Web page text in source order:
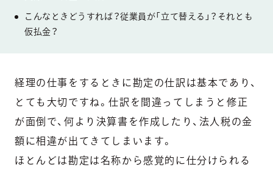
こんなときどうすれば？従業員が「立て替える」？それとも
仮払金？
経理の仕事をするときに勘定の仕訳は基本であり、
とても大切ですね。仕訳を間違ってしまうと修正
が面倒で、何より決算書を作成したり、法人税の金
額に相違が出てきてしまいます。
ほとんどは勘定は名称から感覚的に仕分けられる